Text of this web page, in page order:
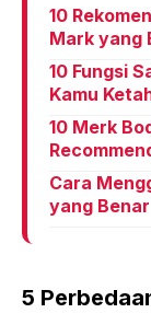
10
Mark yang
10 Fungsi
Kamu
10 Merk
Cara
yang Benar
5